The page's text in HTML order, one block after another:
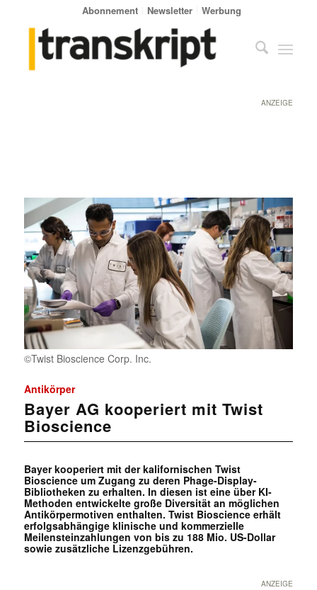
Abonnement Newsletter Werbung
ANZEIGE
©Twist Bioscience Corp. Inc.
Antikörper
Bayer AG kooperiert mit Twist
Bioscience
Bayer kooperiert mit der kalifornischen Twist
Bioscience um Zugang zu deren Phage-Display-
Bibliotheken zu erhalten. In diesen ist eine über KI-
Methoden entwickelte große Diversität an möglichen
Antikörpermotiven enthalten. Twist Bioscience erhält
erfolgsabhängige klinische und kommerzielle
Meilensteinzahlungen von bis zu 188 Mio. US-Dollar
sowie zusätzliche Lizenzgebühren.
ANZEIGE